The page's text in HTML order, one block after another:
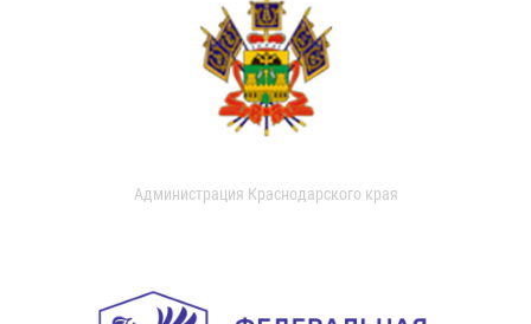
Администрация Краснодарского края